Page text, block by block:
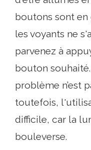
boutons sont en
les voyants ne
parvenez à
bouton
problème n’est
toutefois,
difficile, car la
bouleverse.